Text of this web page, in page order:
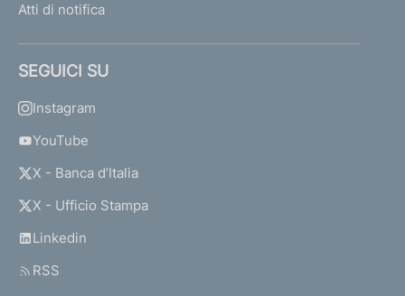
Atti di notifica
SEGUICI SU
Instagram
YouTube
X - Banca d’Italia
X - Ufficio Stampa
Linkedin
RSS